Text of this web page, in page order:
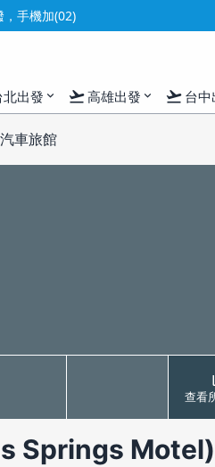
手機加(02)
北出發 expand_more flight_takeoff高雄出發 expand_more flight_takeoff 台中
車旅館
查看
Springs Motel)